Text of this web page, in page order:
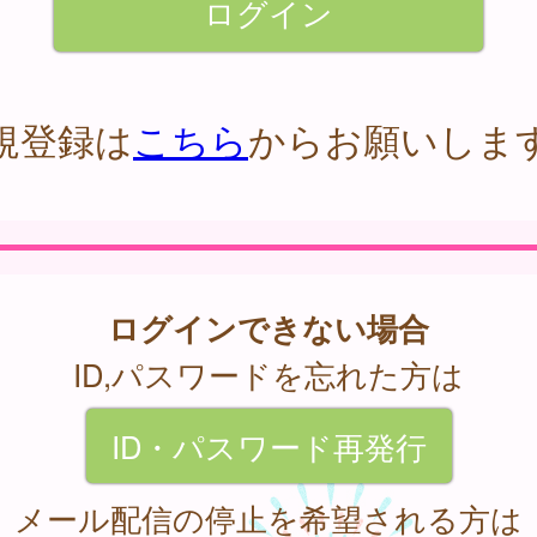
登録はこちらからお願いしま
ログインできない場合
ID,パスワードを忘れた方は
ID・パスワード再発行
メール配信の停止を希望される方は